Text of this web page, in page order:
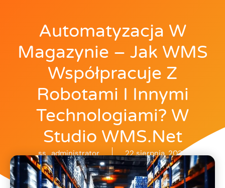
Automatyzacja W
Magazynie – Jak WMS
Współpracuje Z
Robotami I Innymi
Technologiami? W
Studio WMS.net
ss_administrator 22 sierpnia, 2025